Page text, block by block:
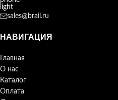
sales@brail.ru
НАВИГАЦИЯ
Главная
О нас
Каталог
Оплата